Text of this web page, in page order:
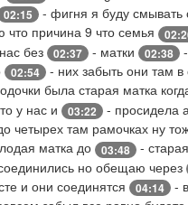
02:15 - фигня я буду
что причина 9 что семья
без 02:37 - матки 02:38
02:54 - них забыть они там
была старая матка
у нас и 03:22
- просидела
четырех там рамочках ну
матка до 03:48
-
но обещаю через
и они соединятся 04:14
-